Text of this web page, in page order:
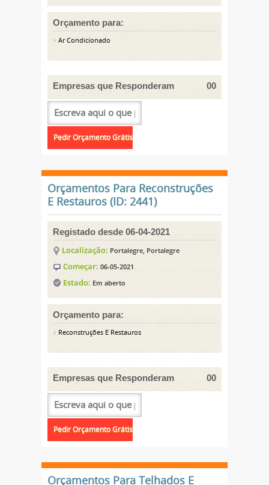
Orçamento para:
Ar Condicionado
Empresas que Responderam 00
Orçamentos Para Reconstruções
E Restauros (ID: 2441)
Registado desde 06-04-2021
Localização: Portalegre, Portalegre
Começar: 06-05-2021
Estado: Em aberto
Orçamento para:
Reconstruções E Restauros
Empresas que Responderam 00
Orçamentos Para Telhados E